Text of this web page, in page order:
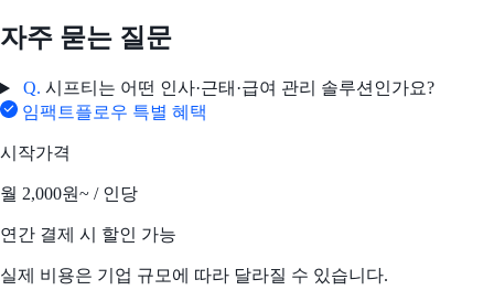
자주 묻는 질문
Q. 시프티는 어떤 인사·근태·급여 관리 솔루션인가요?
임팩트플로우 특별 혜택
시작가격
월 2,000원~ / 인당
연간 결제 시 할인 가능
실제 비용은 기업 규모에 따라 달라질 수 있습니다.